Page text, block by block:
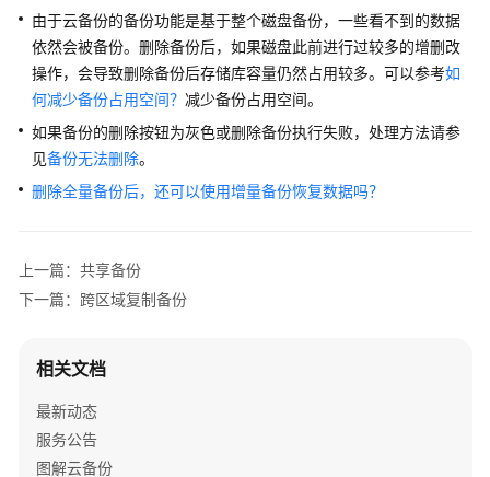
景
分
析
创
建
手
动
备
查
看
一
备
由于云备份的备份功能是基于整个磁盘备份，一些看不到的数据
依然会被备份。删除备份后，如果磁盘此前进行过较多的增删改
操作，会导致删除备份后存储库容量仍然占用较多。可以参考如
何减少备份占用空间？ 减少备份占用空间。
如果备份的删除按钮为灰色或删除备份执行失败，处理方法请参
见备份无法删除。
删除全量备份后，还可以使用增量备份恢复数据吗？
上一篇：共享备份
下一篇：跨区域复制备份
相关文档
最新动态
服务公告
图解云备份